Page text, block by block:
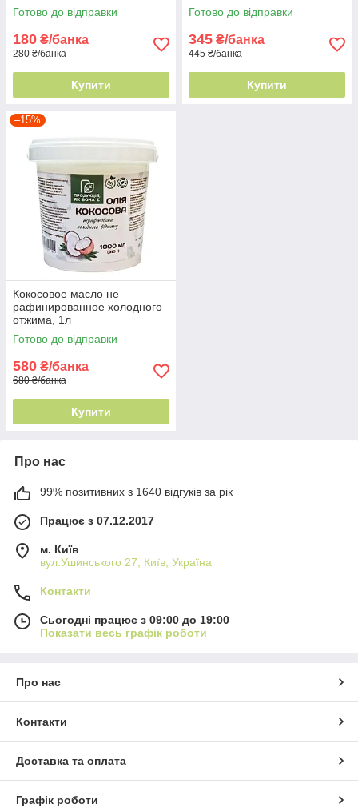
Готово до відправки
180 ₴/банка
280 ₴/банка
Купити
Готово до відправки
345 ₴/банка
445 ₴/банка
Купити
–15%
Кокосовое масло не
рафинированное холодного
отжима, 1л
Готово до відправки
580 ₴/банка
680 ₴/банка
Купити
Про нас
99% позитивних з 1640 відгуків за рік
Працює з 07.12.2017
м. Київ
вул.Ушинського 27, Київ, Україна
Контакти
Сьогодні працює з 09:00 до 19:00
Показати весь графік роботи
Про нас
Контакти
Доставка та оплата
Графік роботи